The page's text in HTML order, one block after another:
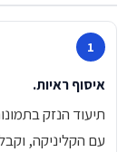
איסוף ראיות.
תיעוד הנזק
עם הקליניקה,